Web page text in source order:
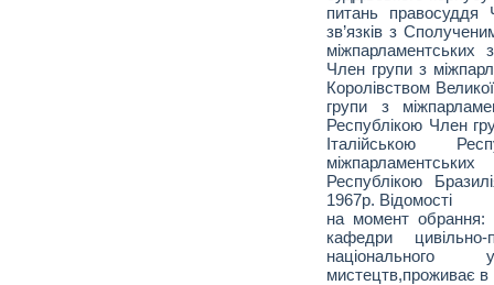
питань правосуддя
зв’язків з
міжпарламентських
Член групи з
Королівством Великої
групи з
Республікою Член
Італійською
Республікою
1967р. Відомості
на момент обрання:
кафедри цивільно-
національного
мистецтв,проживає в